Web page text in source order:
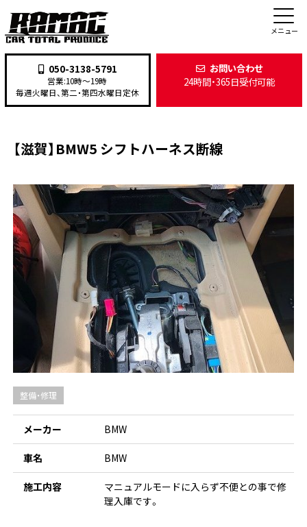
メニュー
050-3138-5791
営業:10時〜19時
毎週火曜日、第二・第四水曜日定休
お問い合わせ
24時間・365日受付可能
TOP 施工事例>整備・修理> 【滋賀】BMW5 シフトハーネス断線
【滋賀】BMW5 シフトハーネス断線
整備・修理
メーカー BMW
車名 BMW
施工内容
マニュアルモードに入らず不便との事で修
理入庫です。